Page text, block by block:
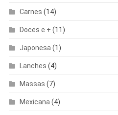
Carnes (14)
Doces e + (11)
Japonesa (1)
Lanches (4)
Massas (7)
Mexicana (4)